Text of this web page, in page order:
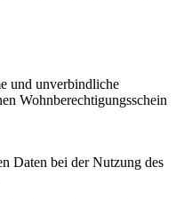
und unverbindliche
Wohnberechtigungsschein
Daten bei der Nutzung des